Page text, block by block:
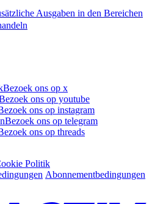
Ausgaben in den Bereichen
Bezoek ons op x
ons op youtube
ons op instagram
Bezoek ons op telegram
ons op threads
Politik
Abonnementbedingungen